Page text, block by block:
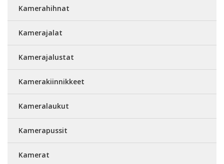
Kamerahihnat
Kamerajalat
Kamerajalustat
Kamerakiinnikkeet
Kameralaukut
Kamerapussit
Kamerat